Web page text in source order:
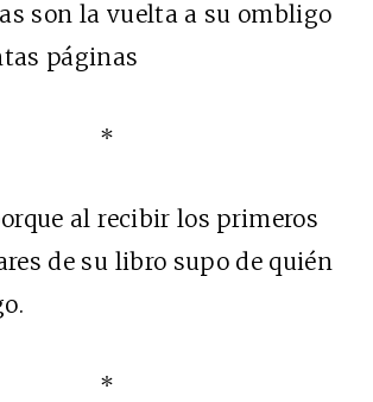
son la vuelta a su ombligo
páginas
*
al recibir los primeros
de su libro supo de quién
*